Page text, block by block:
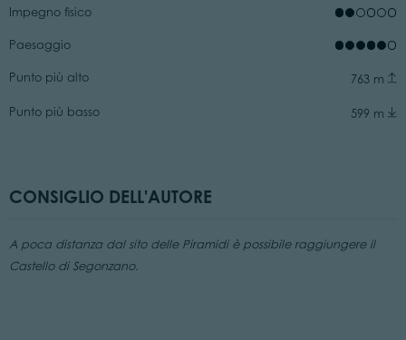
Impegno fisico
Paesaggio
Punto più alto 763 m
Punto più basso 599 m
CONSIGLIO DELL'AUTORE
A poca distanza dal sito delle Piramidi è possibile raggiungere il
Castello di Segonzano.